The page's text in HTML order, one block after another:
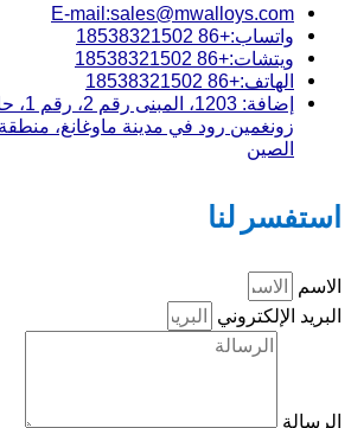
E-mail:sales@mwalloys.com
واتساب:+86 18538321502
ويتشات:+86 18538321502
الهاتف:+86 18538321502
زونغمين رود في مدينة ماوغانغ،
الصين
استفسر لنا
الاسم
البريد الإلكتروني
الرسالة